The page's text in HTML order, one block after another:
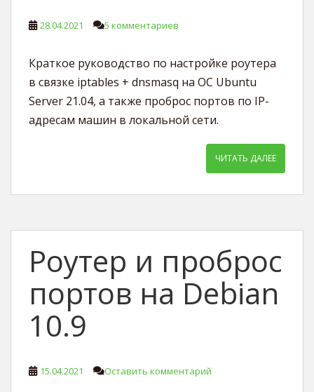
28.04.2021 5 комментариев
Краткое руководство по настройке роутера
в связке iptables + dnsmasq на ОС Ubuntu
Server 21.04, а также проброс портов по IP-
адресам машин в локальной сети.
ЧИТАТЬ ДАЛЕЕ
Роутер и проброс
портов на Debian
10.9
15.04.2021 Оставить комментарий